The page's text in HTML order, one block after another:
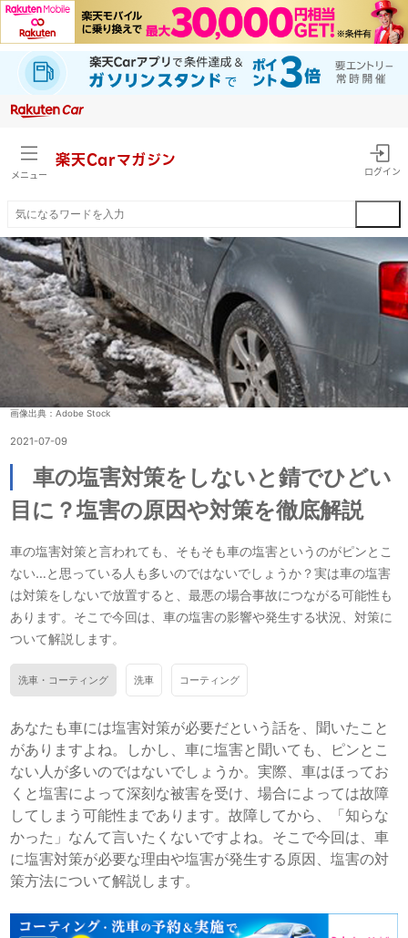
メニュー
楽天Carマガジン
ログイン
画像出典：Adobe Stock
2021-07-09
車の塩害対策をしないと錆でひどい
目に？塩害の原因や対策を徹底解説
車の塩害対策と言われても、そもそも車の塩害というのがピンとこ
ない…と思っている人も多いのではないでしょうか？実は車の塩害
は対策をしないで放置すると、最悪の場合事故につながる可能性も
あります。そこで今回は、車の塩害の影響や発生する状況、対策に
ついて解説します。
洗車・コーティング 洗車 コーティング
あなたも車には塩害対策が必要だという話を、聞いたこと
がありますよね。しかし、車に塩害と聞いても、ピンとこ
ない人が多いのではないでしょうか。実際、車はほってお
くと塩害によって深刻な被害を受け、場合によっては故障
してしまう可能性まであります。故障してから、「知らな
かった」なんて言いたくないですよね。そこで今回は、車
に塩害対策が必要な理由や塩害が発生する原因、塩害の対
策方法について解説します。